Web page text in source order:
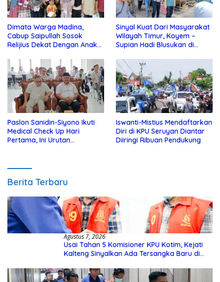
Dimata Warga Madina,
Cabup Saipullah Sosok
Relijius Dekat Dengan Anak
Sinyal Kuat Dari Masyarakat
Wilayah Timur, Koyem –
Supian Hadi Blusukan di
Paslon Sanidin-Siyono Ikuti
Medical Check Up Hari
Pertama, Ini Urutan
Iswanti-Mistius Mendaftarkan
Diri di KPU Seruyan Diantar
Diiringi Ribuan Pendukung
Berita Terbaru
Agustus 7, 2026
Usai Tahan 5 Komisioner KPU Kotim, Kejati
Kalteng Sinyalkan Ada Tersangka Baru di